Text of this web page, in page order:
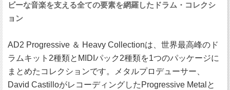
ビーな音楽を支える全ての要素を網羅したドラム・コレクシ
ョン
AD2 Progressive ＆ Heavy Collectionは、世界最高峰のド
ラムキット2種類とMIDIパック2種類を1つのパッケージに
まとめたコレクションです。メタルプロデューサー、
David CastilloがレコーディングしたProgressive Metalと